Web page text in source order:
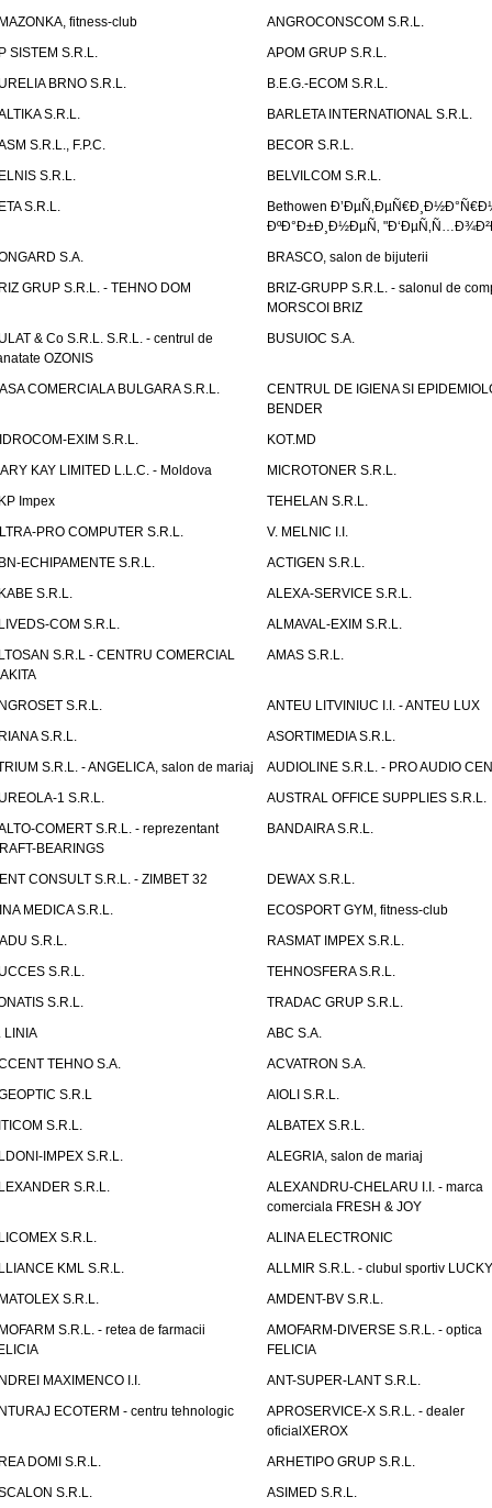
fitness-club
ANGROCONSCOM S.R.L.
SISTEM S.R.L.
APOM GRUP S.R.L.
BRNO S.R.L.
B.E.G.-ECOM S.R.L.
S.R.L.
BARLETA INTERNATIONAL S.R.L.
S.R.L., F.P.C.
BECOR S.R.L.
S.R.L.
BELVILCOM S.R.L.
S.R.L.
Bethowen
ÐºÐ°Ð±Ð¸Ð½ÐµÑ‚
S.A.
BRASCO, salon de bijuterii
GRUP S.R.L. - TEHNO DOM
BRIZ-GRUPP S.R.L. - salonul de
MORSCOI BRIZ
& Co S.R.L. S.R.L. - centrul de
OZONIS
BUSUIOC S.A.
COMERCIALA BULGARA S.R.L.
CENTRUL DE IGIENA SI
BENDER
EXIM S.R.L.
KOT.MD
KAY LIMITED L.L.C. - Moldova
MICROTONER S.R.L.
Impex
TEHELAN S.R.L.
PRO COMPUTER S.R.L.
V. MELNIC I.I.
ECHIPAMENTE S.R.L.
ACTIGEN S.R.L.
S.R.L.
ALEXA-SERVICE S.R.L.
COM S.R.L.
ALMAVAL-EXIM S.R.L.
S.R.L - CENTRU COMERCIAL
AMAS S.R.L.
S.R.L.
ANTEU LITVINIUC I.I. - ANTEU LUX
S.R.L.
ASORTIMEDIA S.R.L.
S.R.L. - ANGELICA, salon de mariaj
AUDIOLINE S.R.L. - PRO AUDIO
1 S.R.L.
AUSTRAL OFFICE SUPPLIES S.R.L.
COMERT S.R.L. - reprezentant
BEARINGS
BANDAIRA S.R.L.
CONSULT S.R.L. - ZIMBET 32
DEWAX S.R.L.
MEDICA S.R.L.
ECOSPORT GYM, fitness-club
S.R.L.
RASMAT IMPEX S.R.L.
S.R.L.
TEHNOSFERA S.R.L.
S.R.L.
TRADAC GRUP S.R.L.
LINIA
ABC S.A.
TEHNO S.A.
ACVATRON S.A.
S.R.L
AIOLI S.R.L.
S.R.L.
ALBATEX S.R.L.
IMPEX S.R.L.
ALEGRIA, salon de mariaj
S.R.L.
ALEXANDRU-CHELARU I.I. - marca
comerciala FRESH & JOY
S.R.L.
ALINA ELECTRONIC
KML S.R.L.
ALLMIR S.R.L. - clubul sportiv
S.R.L.
AMDENT-BV S.R.L.
S.R.L. - retea de farmacii
AMOFARM-DIVERSE S.R.L. - optica
FELICIA
MAXIMENCO I.I.
ANT-SUPER-LANT S.R.L.
ECOTERM - centru tehnologic
APROSERVICE-X S.R.L. - dealer
oficialXEROX
DOMI S.R.L.
ARHETIPO GRUP S.R.L.
S.R.L.
ASIMED S.R.L.